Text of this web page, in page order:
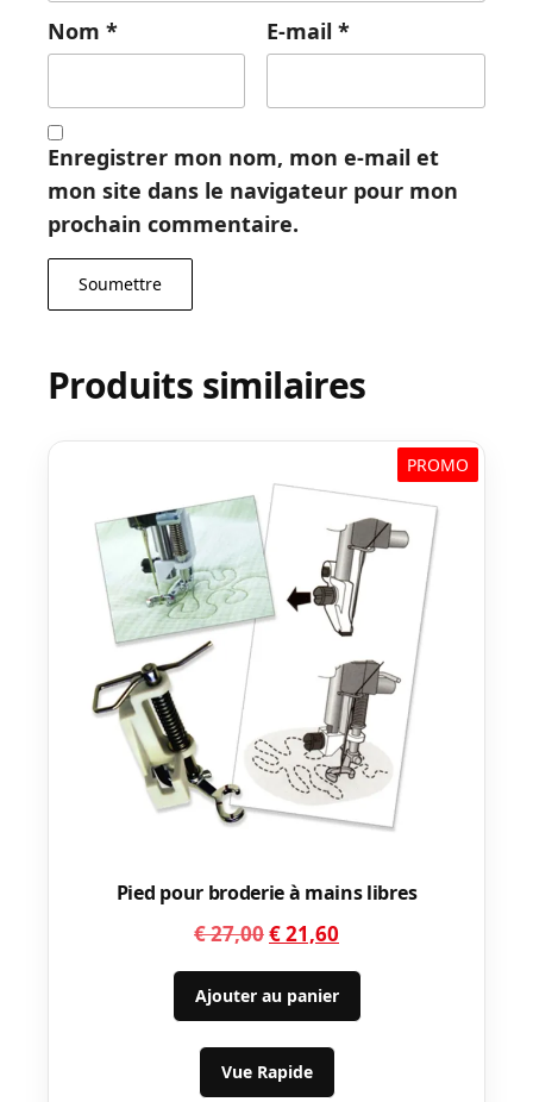
Nom * E-mail *
Enregistrer mon nom, mon e-mail et
mon site dans le navigateur pour mon
prochain commentaire.
Produits similaires
PROMO
Pied pour broderie à mains libres
€27,00Le
prix
initial
était :
€ 27,00.
€21,60
prix
actuel
est :
Ajouter au panier
Vue Rapide